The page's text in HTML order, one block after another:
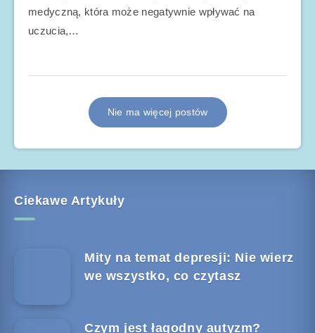
medyczną, która może negatywnie wpływać na
uczucia,…
Nie ma więcej postów
Ciekawe Artykuły
Mity na temat depresji: Nie wierz
we wszystko, co czytasz
Czym jest łagodny autyzm?